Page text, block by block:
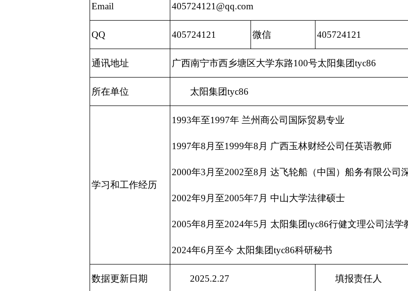
Email 405724121@qq.com
QQ 405724121 微信 405724121
通讯地址 广西南宁市西乡塘区大学东路100号太阳集团tyc86
所在单位 太阳集团tyc86
学习和工作经历
1993年至1997年 兰州商公司国际贸易专业
1997年8月至1999年8月 广西玉林财经公司任英语教师
2000年3月至2002至8月 达飞轮船（中国）船务有限公司
2002年9月至2005年7月 中山大学法律硕士
2005年8月至2024年5月 太阳集团tyc86行健文理公司法学
2024年6月至今 太阳集团tyc86科研秘书
数据更新日期 2025.2.27 填报责任人